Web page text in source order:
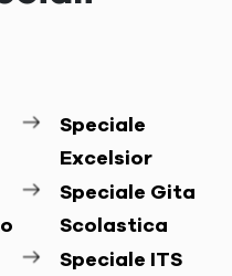
Speciale
Excelsior
Speciale Gita
Scolastica
Speciale ITS